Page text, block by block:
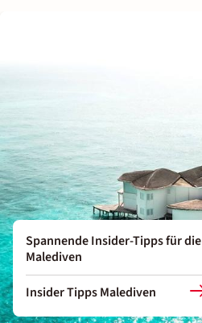
Spannende Insider-Tipps für die
Malediven
Insider Tipps Malediven